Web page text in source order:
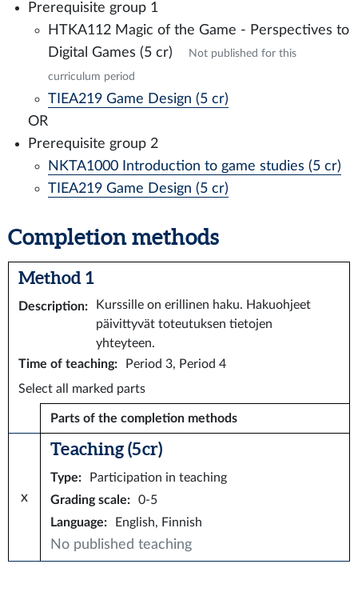
Prerequisite group 1
HTKA112 Magic of the Game - Perspectives to
Digital Games (5 cr)
Not published for this
curriculum period
TIEA219 Game Design (5 cr)
OR
Prerequisite group 2
NKTA1000 Introduction to game studies (5 cr)
TIEA219 Game Design (5 cr)
Completion methods
Method 1
Description:
Kurssille on erillinen haku. Hakuohjeet
päivittyvät toteutuksen tietojen
yhteyteen.
Time of teaching:
Period 3, Period 4
Select all marked parts
Parts of the completion methods
x
Teaching (5 cr)
Type:
Participation in teaching
Grading scale:
0-5
Language: English, Finnish
No published teaching